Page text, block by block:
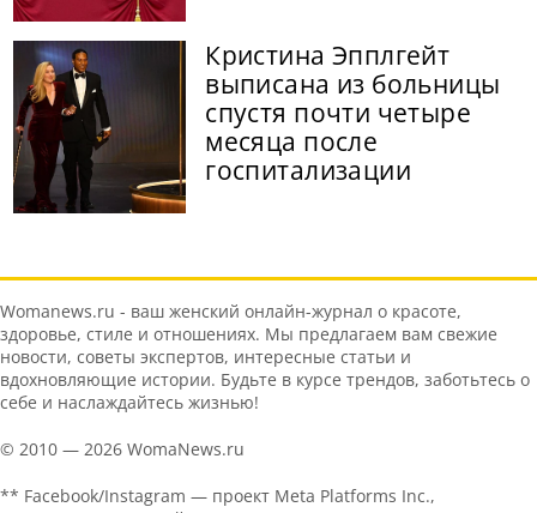
Кристина Эпплгейт
выписана из больницы
спустя почти четыре
месяца после
госпитализации
Womanews.ru - ваш женский онлайн-журнал о красоте,
здоровье, стиле и отношениях. Мы предлагаем вам свежие
новости, советы экспертов, интересные статьи и
вдохновляющие истории. Будьте в курсе трендов, заботьтесь о
себе и наслаждайтесь жизнью!
© 2010 — 2026 WomaNews.ru
** Facebook/Instagram — проект Meta Platforms Inc.,